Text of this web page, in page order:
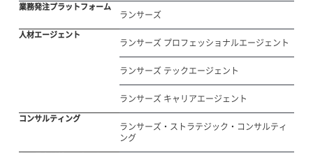
業務発注プラットフォーム
ランサーズ
人材エージェント
ランサーズ プロフェッショナルエージェント
ランサーズ テックエージェント
ランサーズ キャリアエージェント
コンサルティング
ランサーズ・ストラテジック・コンサルティ
ング